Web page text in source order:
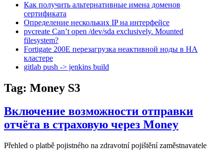
Как получить альтернативные имена доменов
сертификата
Определение нескольких IP на интерфейсе
pvcreate Can’t open /dev/sda exclusively. Mounted
filesystem?
Fortigate 200E перезагрузка неактивной ноды в HA
кластере
gitlab push -> jenkins build
Tag: Money S3
Включение возможности отправки
отчёта в страховую через Money
Přehled o platbě pojistného na zdravotní pojištění zaměstnavatele